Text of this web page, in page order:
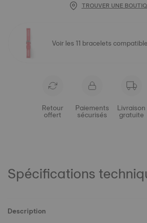
TROUVER UNE
Voir les 11 bracelets
Retour
offert
Paiements
sécurisés
Livraison
gratuite
Spécifications
Description